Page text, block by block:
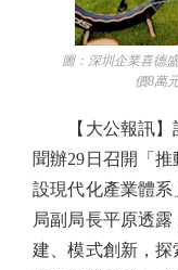
圖：深圳企業喜德盛
價8萬
【大公報訊】
聞辦29日召開「
設現代化產業體
局副局長平原透
建、模式創新，